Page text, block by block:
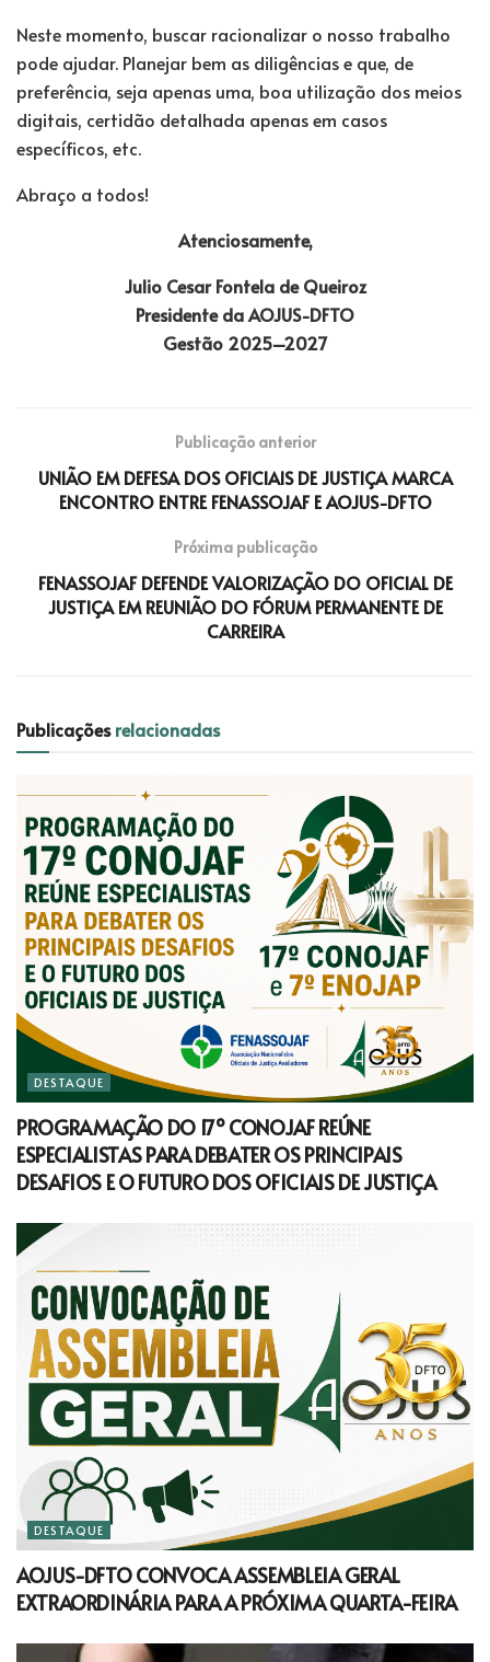
Neste momento, buscar racionalizar o nosso trabalho
pode ajudar. Planejar bem as diligências e que, de
preferência, seja apenas uma, boa utilização dos meios
digitais, certidão detalhada apenas em casos
específicos, etc.
Abraço a todos!
Atenciosamente,
Julio Cesar Fontela de Queiroz
Presidente da AOJUS-DFTO
Gestão 2025–2027
Publicação anterior
UNIÃO EM DEFESA DOS OFICIAIS DE JUSTIÇA MARCA
ENCONTRO ENTRE FENASSOJAF E AOJUS-DFTO
Próxima publicação
FENASSOJAF DEFENDE VALORIZAÇÃO DO OFICIAL DE
JUSTIÇA EM REUNIÃO DO FÓRUM PERMANENTE DE
CARREIRA
Publicaçõesrelacionadas
DESTAQUE
PROGRAMAÇÃO DO 17º CONOJAF REÚNE
ESPECIALISTAS PARA DEBATER OS PRINCIPAIS
DESAFIOS E O FUTURO DOS OFICIAIS DE JUSTIÇA
DESTAQUE
AOJUS-DFTO CONVOCA ASSEMBLEIA GERAL
EXTRAORDINÁRIA PARA A PRÓXIMA QUARTA-FEIRA